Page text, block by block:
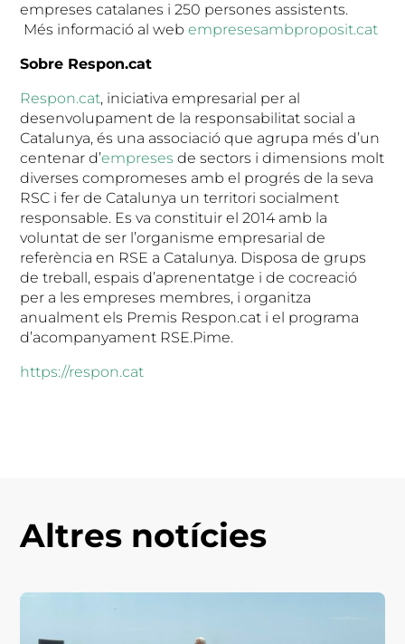
empreses catalanes i 250 persones assistents.
Més informació al webempresesambproposit.cat
Sobre Respon.cat
Respon.cat, iniciativa empresarial per al
desenvolupament de la responsabilitat social a
Catalunya, és una associació que agrupa més d’un
centenar d’empreses de sectors i dimensions molt
diverses compromeses amb el progrés de la seva
RSC i fer de Catalunya un territori socialment
responsable. Es va constituir el 2014 amb la
voluntat de ser l’organisme empresarial de
referència en RSE a Catalunya. Disposa de grups
de treball, espais d’aprenentatge i de cocreació
per a les empreses membres, i organitza
anualment els Premis Respon.cat i el programa
d’acompanyament RSE.Pime.
https://respon.cat
Altres notícies